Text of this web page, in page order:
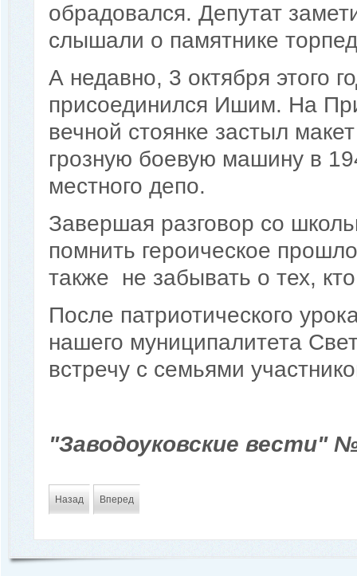
обрадовался. Депутат
слышали о памятнике
А недавно, 3 октября этого
присоединился Ишим. На
вечной стоянке застыл
грозную боевую машину в
местного депо.
Завершая разговор со
помнить героическое
также не забывать о тех,
После патриотического
нашего муниципалитета
встречу с семьями
"Заводоуковские вести"
Назад Вперед